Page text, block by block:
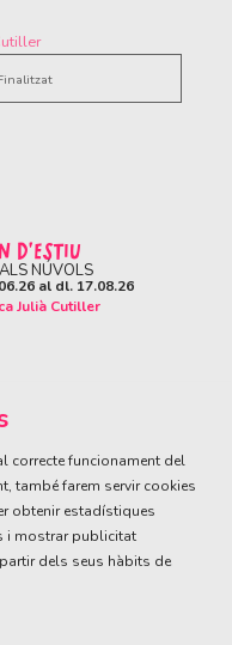
D'ESTIU
NÚVOLS
al dl. 17.08.26
Julià Cutiller
correcte funcionament del
també farem servir cookies
obtenir estadístiques
i mostrar publicitat
dels seus hàbits de